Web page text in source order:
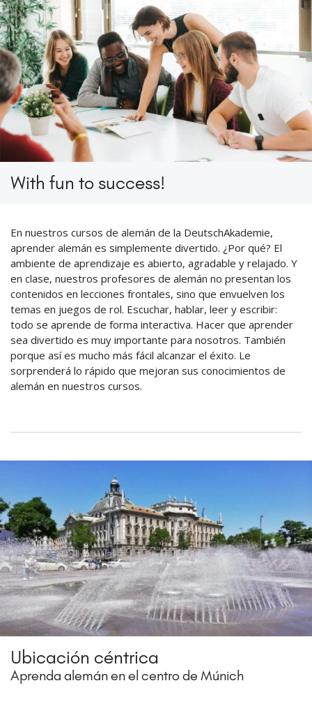
With fun to success!
En nuestros cursos de alemán de la DeutschAkademie,
aprender alemán es simplemente divertido. ¿Por qué? El
ambiente de aprendizaje es abierto, agradable y relajado. Y
en clase, nuestros profesores de alemán no presentan los
contenidos en lecciones frontales, sino que envuelven los
temas en juegos de rol. Escuchar, hablar, leer y escribir:
todo se aprende de forma interactiva. Hacer que aprender
sea divertido es muy importante para nosotros. También
porque así es mucho más fácil alcanzar el éxito. Le
sorprenderá lo rápido que mejoran sus conocimientos de
alemán en nuestros cursos.
Ubicación céntrica
Aprenda alemán en el centro de Múnich